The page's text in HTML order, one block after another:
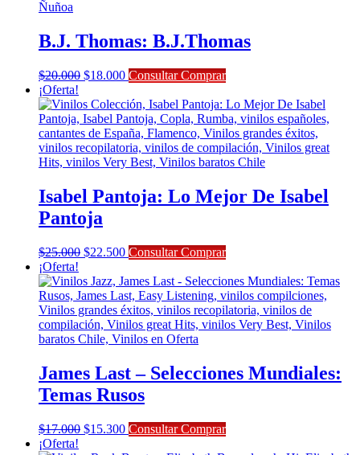
B.J. Thomas: B.J.Thomas
$20.000 El
original
era:
$20.000.
$18.000El
actual
es:
$18.000.
Consultar Comprar
¡Oferta!
Isabel Pantoja: Lo Mejor De Isabel
Pantoja
$25.000 El
original
era:
$25.000.
$22.500El
actual
es:
$22.500.
Consultar Comprar
¡Oferta!
James Last – Selecciones Mundiales:
Temas Rusos
$17.000 El
$15.300ElConsultar Comprar
¡Oferta!